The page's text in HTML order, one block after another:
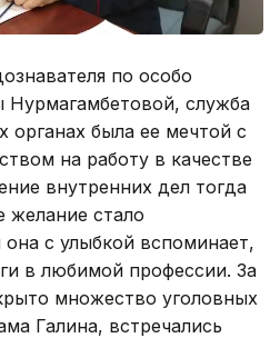
по особо
служба
органах была ее мечтой с
на работу в качестве
внутренних дел тогда
стало
с улыбкой вспоминает,
в любимой профессии. За
множество уголовных
Галина, встречались